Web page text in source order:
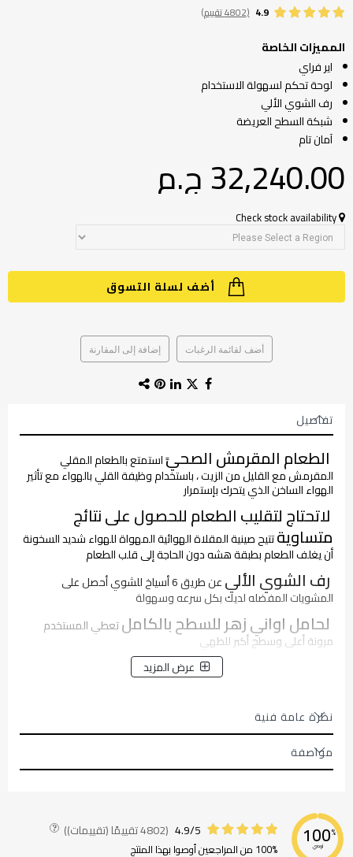
4.9 (4802 تقييم)
المميزات الخاصة
اير فراي
لوحة تحكم لسهولة الاستخدام
رف الشوي الألي
شبكة السطح العريضة
آمان تام
32,240.00 ج.م‏
Check stock availability
أضف لسلة التسوق
أضف لقائمة الرغبات إضافة إلى المقارنة
تفاصيل
الطعام المقرمش الصحيًاستمتع بالطعام المقلي
المقرمش مع القليل من الزيت ، باستخدام وظيفة القلي بالهواء مع تأثير
الهواء الساخن الذي يتحرك بإستمرار
لاتحتاج لتقليب الطعام للحصول على نتائج
متساويةتتيح صينية المقلاة الهوائية المهواة للهواء شديد السخونة
أن يغلف الطعام بطبقة هشه دون الحاجة إلى قلب الطعام
رف الشوي الألي عن طريق 6 أسياخ للشوي أحصل على
المشويات المفضله لديك بكل سرعه وسهولة
لحامل اواني زهر للسطح بالكاملتعطي المستخدم
مرونة أعلى وسطح أكبر للطهي
عرض المزيد
نظرة عامة فنية
مواصفة
100%
نوصي
4.9/5 (4802 تقييمًا (تقييمات))
100% من المراجعين أوصوا بهذا المنتج